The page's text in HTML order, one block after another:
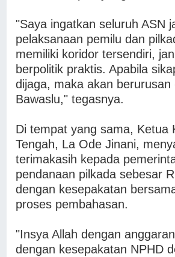
"Saya ingatkan seluruh ASN
pelaksanaan pemilu dan
memiliki koridor tersendiri,
berpolitik praktis. Apabila
dijaga, maka akan berurusan
Bawaslu," tegasnya.
Di tempat yang sama, Ketua
Tengah, La Ode Jinani,
terimakasih kepada
pendanaan pilkada sebesar
dengan kesepakatan
proses pembahasan.
"Insya Allah dengan
dengan kesepakatan NPHD